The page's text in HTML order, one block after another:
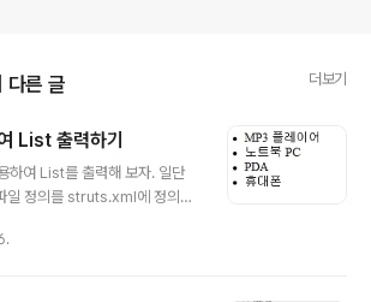
다른 글 더보기
List 출력하기
하여 List를 출력해 보자. 일단
정의를 struts.xml에 정의하
파일을 exam